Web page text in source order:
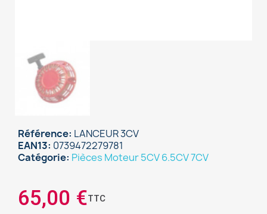
Référence LANCEUR 3CV
EAN13 0739472279781
Catégorie Pièces Moteur 5CV 6.5CV 7CV
65,00 €TTC
Sign in